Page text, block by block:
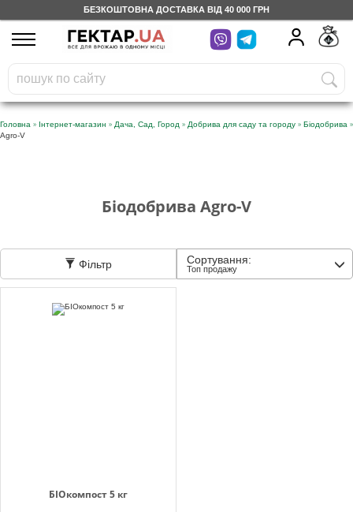
БЕЗКОШТОВНА ДОСТАВКА ВІД 40 000 ГРН
UA
На вашому
бонусному рахунку
грн
Безкоштовно по Україні
Доставка
Головна » Інтернет-магазин » Дача, Сад, Город » Добрива для саду та городу » Біодобрива »
Agro-V
Біодобрива Agro-V
Фільтр Сортування:
Топ продажу
БІОкомпост 5 кг